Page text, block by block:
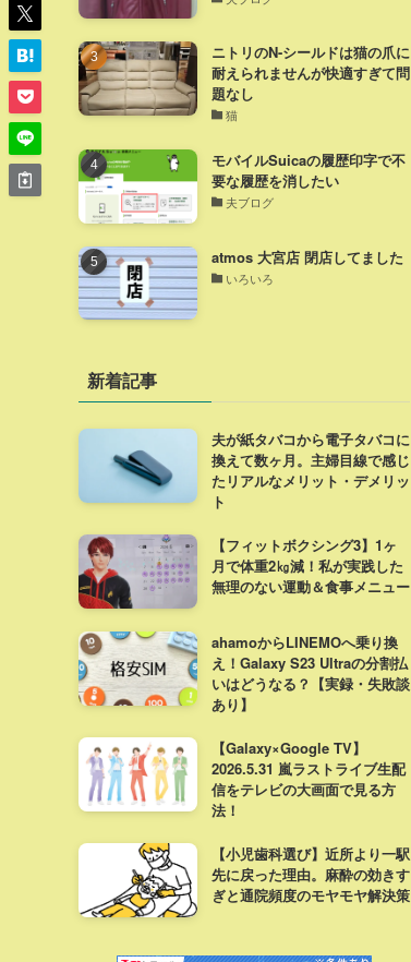
ニトリのN-シールドは猫の爪に
耐えられませんが快適すぎて問
題なし
猫
モバイルSuicaの履歴印字で不
要な履歴を消したい
夫ブログ
atmos 大宮店 閉店してました
いろいろ
新着記事
夫が紙タバコから電子タバコに
換えて数ヶ月。主婦目線で感じ
たリアルなメリット・デメリッ
ト
【フィットボクシング3】1ヶ
月で体重2㎏減！私が実践した
無理のない運動＆食事メニュー
ahamoからLINEMOへ乗り換
え！Galaxy S23 Ultraの分割払
いはどうなる？【実録・失敗談
あり】
【Galaxy×Google TV】
2026.5.31 嵐ラストライブ生配
信をテレビの大画面で見る方
法！
【小児歯科選び】近所より一駅
先に戻った理由。麻酔の効きす
ぎと通院頻度のモヤモヤ解決策